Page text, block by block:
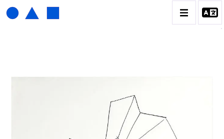
BIOGRAPHIE
CATALOGUE DES OEUVRES